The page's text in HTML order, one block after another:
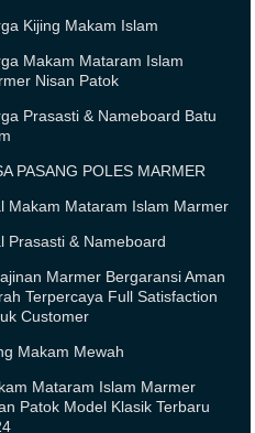
Kijing Makam Islam
Makam Mataram Islam
Nisan Patok
Prasasti & Nameboard Batu
PASANG POLES MARMER
Makam Mataram Islam Marmer
Prasasti & Nameboard
Marmer Bergaransi Aman
Terpercaya Full Satisfaction
Customer
Makam Mewah
Mataram Islam Marmer
Patok Model Klasik Terbaru